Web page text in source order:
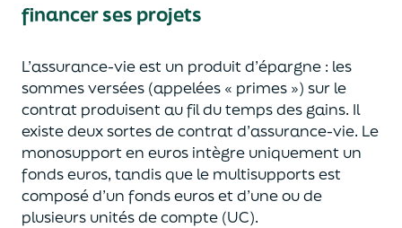
financer ses projets
L’assurance-vie est un produit d’épargne : les
sommes versées (appelées « primes ») sur le
contrat produisent au fil du temps des gains. Il
existe deux sortesde contrat d’assurance-vie. Le
monosupport en euros intègre uniquement un
fonds euros, tandis que le multisupports est
composé d’un fonds euros et d’une ou de
plusieurs unités de compte (UC).